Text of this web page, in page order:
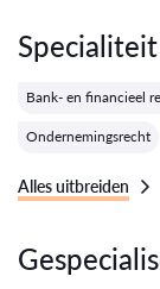
Specialiteit
Bank- en financieel
Ondernemingsrecht
Alles uitbreiden